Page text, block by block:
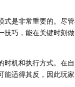
是非常重要的。尽
巧，能在关键时刻做
机和执行方式。在
适得其反，因此玩家